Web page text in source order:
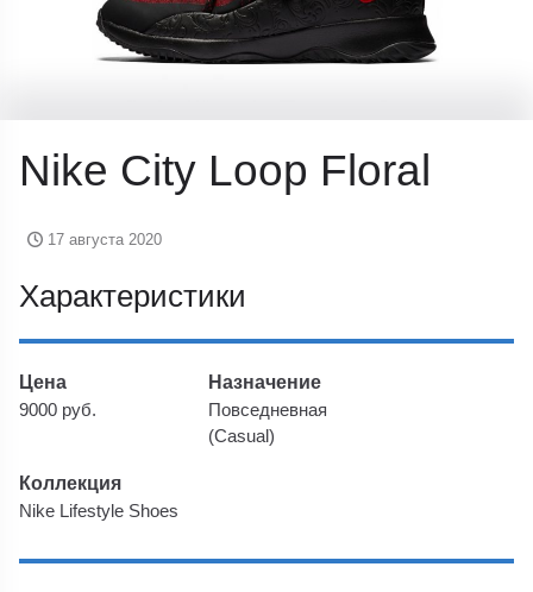
Nike City Loop Floral
17 августа 2020
Характеристики
Цена
9000 руб.
Назначение
Повседневная
(Casual)
Коллекция
Nike Lifestyle Shoes